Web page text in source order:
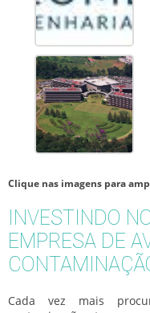
Clique nas imagens para
INVESTINDO
EMPRESA DE
Cada vez mais